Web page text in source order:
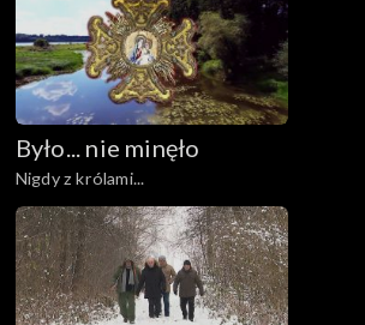
Było... nie minęło
Nigdy z królami...